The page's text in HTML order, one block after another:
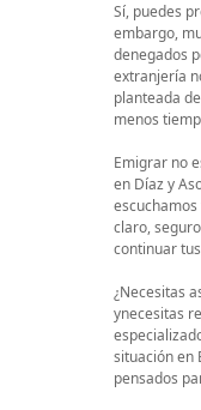
Sí, puedes
embargo,
denegados
extranjería
planteada
menos
Emigrar no
en Díaz y
claro,
continuar
¿Necesitas
ynecesitas
situación en
pensados